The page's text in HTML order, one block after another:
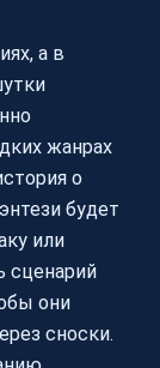
а в
жанрах
о
будет
или
сценарий
они
сноски.